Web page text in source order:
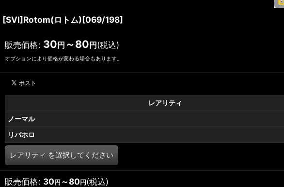
[SVI]Rotom(ロトム)[069/198]
販売価格: 30 円 ～80 円 (税込)
オプションにより価格が変わる場合もあります。
レアリティ
ノーマル
リバホロ
レアリティ を選択してください
販売価格: 30円 ～80円(税込)